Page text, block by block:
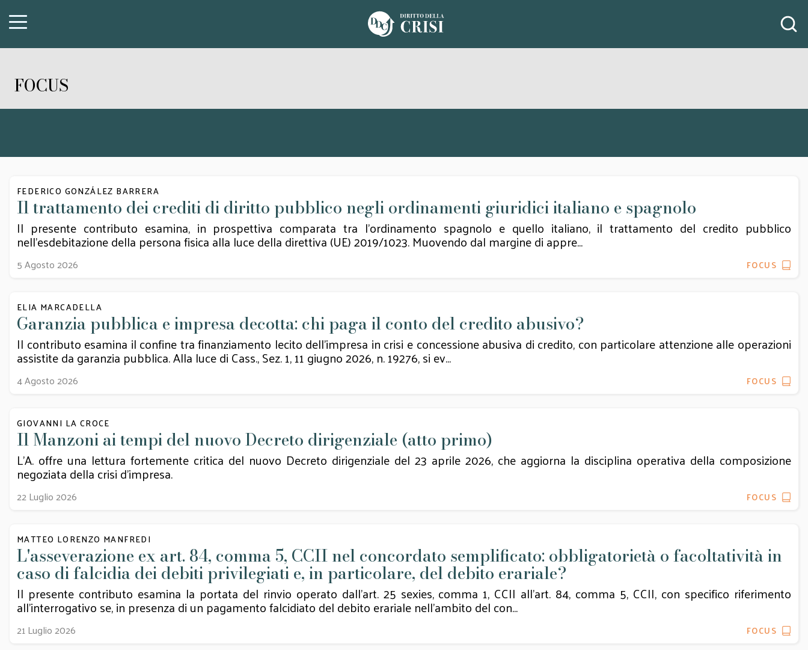
FOCUS
FEDERICO GONZÁLEZ BARRERA
Il trattamento dei crediti di diritto pubblico negli ordinamenti giuridici italiano e spagnolo
Il presente contributo esamina, in prospettiva comparata tra l'ordinamento spagnolo e quello italiano, il trattamento del credito pubblico
nell'esdebitazione della persona fisica alla luce della direttiva (UE) 2019/1023. Muovendo dal margine di appre...
5 Agosto 2026 FOCUS
ELIA MARCADELLA
Garanzia pubblica e impresa decotta: chi paga il conto del credito abusivo?
Il contributo esamina il confine tra finanziamento lecito dell’impresa in crisi e concessione abusiva di credito, con particolare attenzione alle operazioni
assistite da garanzia pubblica. Alla luce di Cass., Sez. 1, 11 giugno 2026, n. 19276, si ev...
4 Agosto 2026 FOCUS
GIOVANNI LA CROCE
Il Manzoni ai tempi del nuovo Decreto dirigenziale (atto primo)
L’A. offre una lettura fortemente critica del nuovo Decreto dirigenziale del 23 aprile 2026, che aggiorna la disciplina operativa della composizione
negoziata della crisi d’impresa.
22 Luglio 2026 FOCUS
MATTEO LORENZO MANFREDI
L'asseverazione ex art. 84, comma 5, CCII nel concordato semplificato: obbligatorietà o facoltatività in
caso di falcidia dei debiti privilegiati e, in particolare, del debito erariale?
Il presente contributo esamina la portata del rinvio operato dall'art. 25 sexies, comma 1, CCII all'art. 84, comma 5, CCII, con specifico riferimento
all'interrogativo se, in presenza di un pagamento falcidiato del debito erariale nell'ambito del con...
21 Luglio 2026 FOCUS